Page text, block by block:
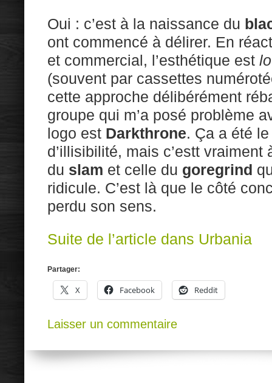
Oui : c’est à la naissance du
ont commencé à délirer. En
et commercial, l’esthétique est
(souvent par cassettes
cette approche délibérément
groupe qui m’a posé problème
logo est Darkthrone. Ça a été
d’illisibilité, mais c’estt vraiment
du slam et celle du goregrind
ridicule. C’est là que le côté
perdu son sens.
Suite de l’article dans Urbania
Partager:
X Facebook Reddit
Laisser un commentaire